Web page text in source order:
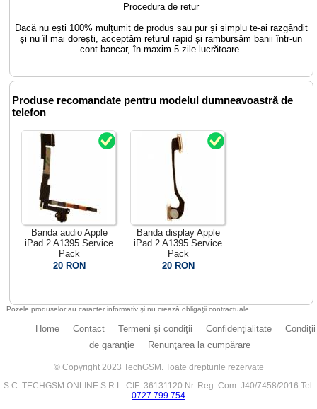
Procedura de retur
Dacă nu ești 100% mulțumit de produs sau pur și simplu te-ai razgândit
și nu îl mai dorești, acceptăm returul rapid și rambursăm banii într-un
cont bancar, în maxim 5 zile lucrătoare.
Produse recomandate pentru modelul dumneavoastră de
telefon
Banda audio Apple
iPad 2 A1395 Service
Pack
20 RON
Banda display Apple
iPad 2 A1395 Service
Pack
20 RON
Pozele produselor au caracter informativ şi nu crează obligaţii contractuale.
Home Contact Termeni şi condiţii Confidenţialitate
Condiţii
de garanţie
Renunţarea la cumpărare
© Copyright 2023 TechGSM. Toate drepturile rezervate
S.C. TECHGSM ONLINE S.R.L. CIF: 36131120 Nr. Reg. Com. J40/7458/2016 Tel:
0727 799 754